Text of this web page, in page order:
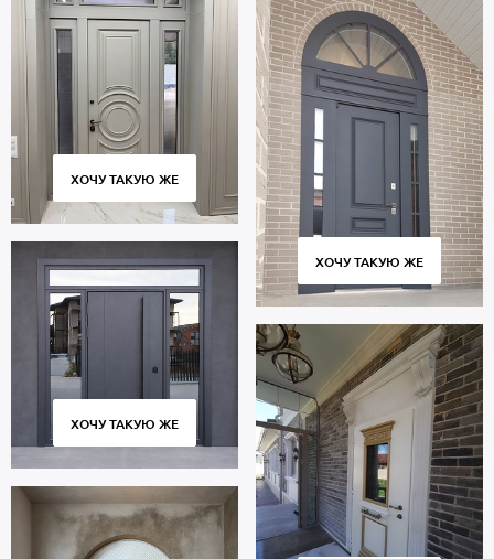
ХОЧУ ТАКУЮ ЖЕ
ХОЧУ ТАКУЮ ЖЕ
ХОЧУ ТАКУЮ ЖЕ